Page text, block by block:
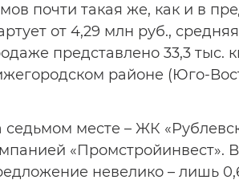
почти такая же, как и в
от 4,29 млн руб.,
представлено 33,3 тыс.
районе (Юго-
седьмом месте – ЖК
«Промстройинвест».
невелико – лишь